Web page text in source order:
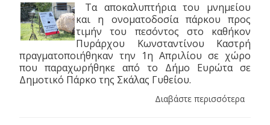
Tα αποκαλυπτήρια του μνημείου
και η ονοματοδοσία πάρκου προς
τιμήν του πεσόντος στο καθήκον
Πυράρχου Κωνσταντίνου Καστρή
πραγματοποιήθηκαν την 1η Απριλίου σε χώρο
που παραχωρήθηκε από το Δήμο Ευρώτα σε
Δημοτικό Πάρκο της Σκάλας Γυθείου.
Διαβάστε περισσότερα